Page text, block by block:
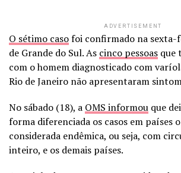
ADVERTISEMENT
O sétimo casofoi confirmado na sexta-
de Grande do Sul. As cinco pessoas que
com o homem diagnosticado com
Rio de Janeiro não apresentaram
No sábado (18), a OMS informou que
forma diferenciada os casos em países
considerada endêmica, ou seja, com
inteiro, e os demais países.